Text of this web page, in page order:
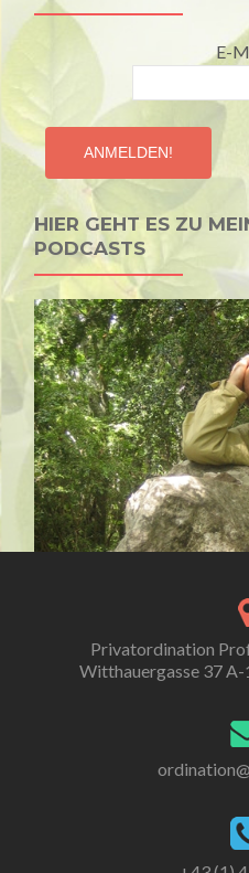
E-
HIER GEHT ES ZU
PODCASTS
Privatordination
Witthauergasse 37